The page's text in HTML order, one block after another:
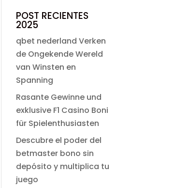
original
$ 49.00.
actual
$ 2.99.
POST RECIENTES
2025
qbet nederland Verken
de Ongekende Wereld
van Winsten en
Spanning
Rasante Gewinne und
exklusive F1 Casino Boni
für Spielenthusiasten
Descubre el poder del
betmaster bono sin
depósito y multiplica tu
juego